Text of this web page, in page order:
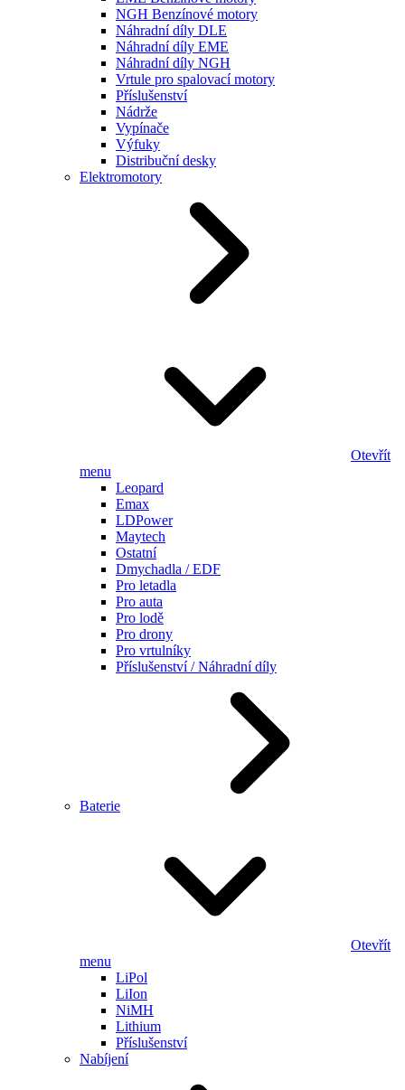
NGH Benzínové motory
Náhradní díly DLE
Náhradní díly EME
Náhradní díly NGH
Vrtule pro spalovací motory
Příslušenství
Nádrže
Vypínače
Výfuky
Distribuční desky
Elektromotory
Otevřít
menu
Leopard
Emax
LDPower
Maytech
Ostatní
Dmychadla / EDF
Pro letadla
Pro auta
Pro lodě
Pro drony
Pro vrtulníky
Příslušenství / Náhradní díly
Baterie
Otevřít
menu
LiPol
LiIon
NiMH
Lithium
Příslušenství
Nabíjení